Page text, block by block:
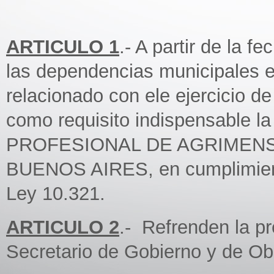
ARTICULO 1.- A partir de la
las dependencias municipales
relacionado con ele ejercicio
como requisito indispensable
PROFESIONAL DE
BUENOS AIRES, en
Ley 10.321.
ARTICULO 2.- Refrenden la
Secretario de Gobierno y de